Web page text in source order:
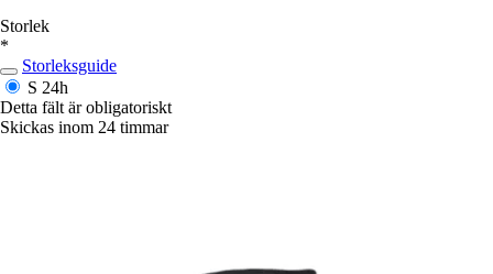
Storlek
*
Storleksguide
S 24h
Detta fält är obligatoriskt
Skickas inom 24 timmar